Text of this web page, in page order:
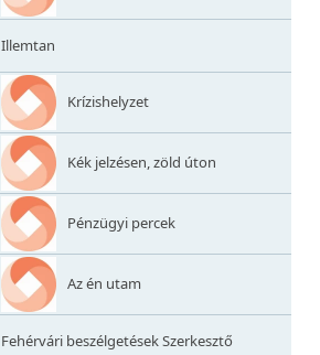
Illemtan
Krízishelyzet
Kék jelzésen, zöld úton
Pénzügyi percek
Az én utam
Fehérvári beszélgetések Szerkesztő